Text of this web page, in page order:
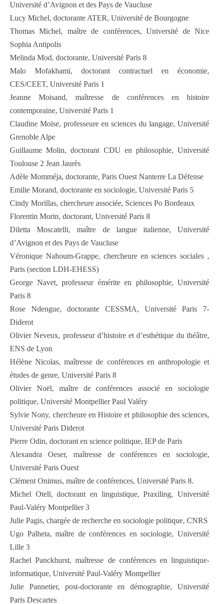
Université d’Avignon et des Pays de Vaucluse
Lucy Michel, doctorante ATER, Université de Bourgogne
Thomas Michel, maître de conférences, Université de Nice
Sophia Antipolis
Melinda Mod, doctorante, Université Paris 8
Malo Mofakhami, doctorant contractuel en économie,
CES/CEET, Université Paris 1
Jeanne Moisand, maîtresse de conférences en histoire
contemporaine, Université Paris 1
Claudine Moïse, professeure en sciences du langage, Université
Grenoble Alpe
Guillaume Molin, doctorant CDU en philosophie, Université
Toulouse 2 Jean Jaurès
Adèle Momméja, doctorante, Paris Ouest Nanterre La Défense
Emilie Morand, doctorante en sociologie, Université Paris 5
Cindy Morillas, chercheure associée, Sciences Po Bordeaux
Florentin Morin, doctorant, Université Paris 8
Diletta Moscatelli, maître de langue italienne, Université
d’Avignon et des Pays de Vaucluse
Véronique Nahoum-Grappe, chercheure en sciences sociales ,
Paris (section LDH-EHESS)
George Navet, professeur émérite en philosophie, Université
Paris 8
Rose Ndengue, doctorante CESSMA, Université Paris 7-
Diderot
Olivier Neveux, professeur d’histoire et d’esthétique du théâtre,
ENS de Lyon
Hélène Nicolas, maîtresse de conférences en anthropologie et
études de genre, Université Paris 8
Olivier Noël, maître de conférences associé en sociologie
politique, Université Montpellier Paul Valéry
Sylvie Nony, chercheure en Histoire et philosophie des sciences,
Université Paris Diderot
Pierre Odin, doctorant en science politique, IEP de Paris
Alexandra Oeser, maîtresse de conférences en sociologie,
Université Paris Ouest
Clément Onimus, maître de conférences, Université Paris 8.
Michel Otell, doctorant en linguistique, Praxiling, Université
Paul-Valéry Montpellier 3
Julie Pagis, chargée de recherche en sociologie politique, CNRS
Ugo Palheta, maître de conférences en sociologie, Université
Lille 3
Rachel Panckhurst, maîtresse de conférences en linguistique-
informatique, Université Paul-Valéry Montpellier
Julie Pannetier, post-doctorante en démographie, Université
Paris Descartes